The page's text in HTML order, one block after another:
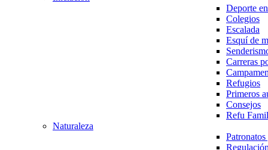
Deporte
Colegios
Escalada
Esquí de
Carreras
Refugios
Primeros
Consejos
Refu
Naturaleza